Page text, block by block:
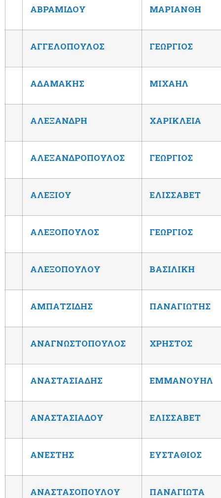
ΑΒΡΑΜΙΔΟΥ ΜΑΡΙΑΝΘΗ
ΑΓΓΕΛΟΠΟΥΛΟΣ ΓΕΩΡΓΙΟΣ
ΑΔΑΜΑΚΗΣ ΜΙΧΑΗΛ
ΑΛΕΞΑΝΔΡΗ ΧΑΡΙΚΛΕΙΑ
ΑΛΕΞΑΝΔΡΟΠΟΥΛΟΣ ΓΕΩΡΓΙΟΣ
ΑΛΕΞΙΟΥ ΕΛΙΣΣΑΒΕΤ
ΑΛΕΞΟΠΟΥΛΟΣ ΓΕΩΡΓΙΟΣ
ΑΛΕΞΟΠΟΥΛΟΥ ΒΑΣΙΛΙΚΗ
ΑΜΠΑΤΖΙΔΗΣ ΠΑΝΑΓΙΩΤΗΣ
ΑΝΑΓΝΩΣΤΟΠΟΥΛΟΣ ΧΡΗΣΤΟΣ
ΑΝΑΣΤΑΣΙΑΔΗΣ ΕΜΜΑΝΟΥΗΛ
ΑΝΑΣΤΑΣΙΑΔΟΥ ΕΛΙΣΣΑΒΕΤ
ΑΝΕΣΤΗΣ ΕΥΣΤΑΘΙΟΣ
ΑΝΑΣΤΑΣΟΠΟΥΛΟΥ ΠΑΝΑΓΙΩΤΑ